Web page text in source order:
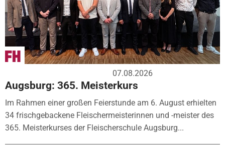
07.08.2026
Augsburg: 365. Meisterkurs
Im Rahmen einer großen Feierstunde am 6. August erhielten
34 frischgebackene Fleischermeisterinnen und -meister des
365. Meisterkurses der Fleischerschule Augsburg...